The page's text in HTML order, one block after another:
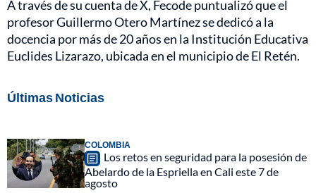
A través de su cuenta de X, Fecode puntualizó que el
profesor Guillermo Otero Martínez se dedicó a la
docencia por más de 20 años en la Institución Educativa
Euclides Lizarazo, ubicada en el municipio de El Retén.
Últimas Noticias
COLOMBIA
Los retos en seguridad para la posesión de
Abelardo de la Espriella en Cali este 7 de
agosto